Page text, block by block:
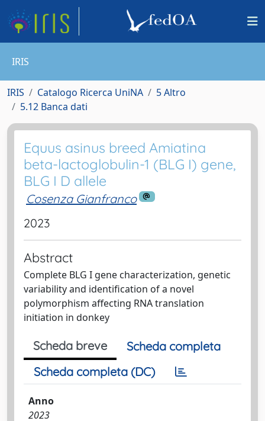
IRIS
IRIS Catalogo Ricerca UniNA
5 Altro
5.12 Banca dati
Equus asinus breed Amiatina
beta-lactoglobulin-1 (BLG I) gene,
BLG I D allele
Cosenza Gianfranco
2023
Abstract
Complete BLG I gene characterization, genetic
variability and identification of a novel
polymorphism affecting RNA translation
initiation in donkey
Scheda breve
Scheda completa
Scheda completa (DC)
Anno
2023